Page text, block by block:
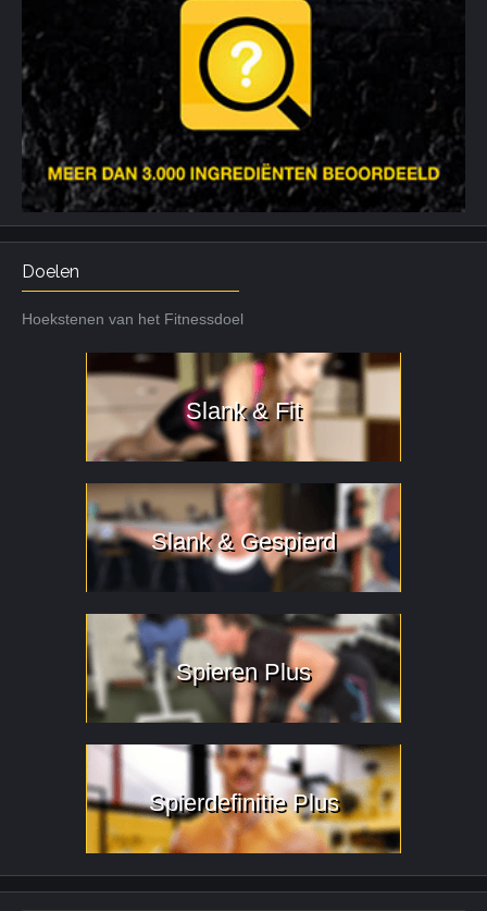
Doelen
Hoekstenen van het Fitnessdoel
Slank & Fit
Slank & Gespierd
Spieren Plus
Spierdefinitie Plus